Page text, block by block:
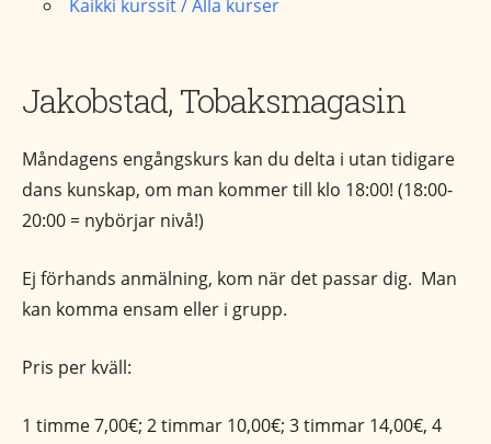
Kaikki kurssit / Alla kurser
Jakobstad, Tobaksmagasin
Måndagens engångskurs kan du delta i utan tidigare
dans kunskap, om man kommer till klo 18:00! (18:00-
20:00 = nybörjar nivå!)
Ej förhands anmälning, kom när det passar dig. Man
kan komma ensam eller i grupp.
Pris per kväll:
1 timme 7,00€; 2 timmar 10,00€; 3 timmar 14,00€, 4